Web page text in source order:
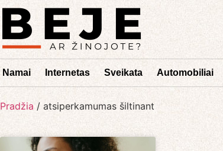
Namai Internetas Sveikata Automobiliai
Pradžia / atsiperkamumas šiltinant